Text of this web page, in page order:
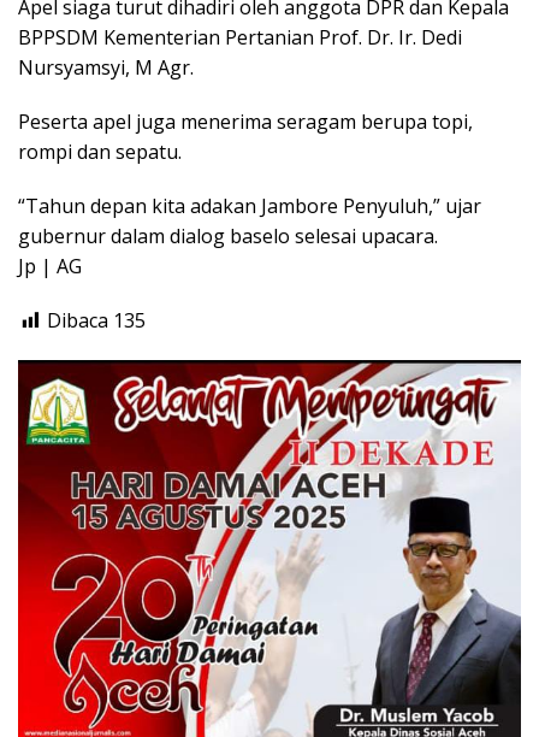
Apel siaga turut dihadiri oleh anggota DPR dan Kepala
BPPSDM Kementerian Pertanian Prof. Dr. Ir. Dedi
Nursyamsyi, M Agr.
Peserta apel juga menerima seragam berupa topi,
rompi dan sepatu.
“Tahun depan kita adakan Jambore Penyuluh,” ujar
gubernur dalam dialog baselo selesai upacara.
Jp | AG
Dibaca 135